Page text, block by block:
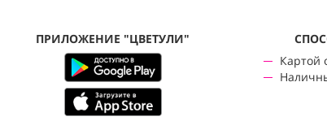
ПРИЛОЖЕНИЕ "ЦВЕТУЛИ"
Картой